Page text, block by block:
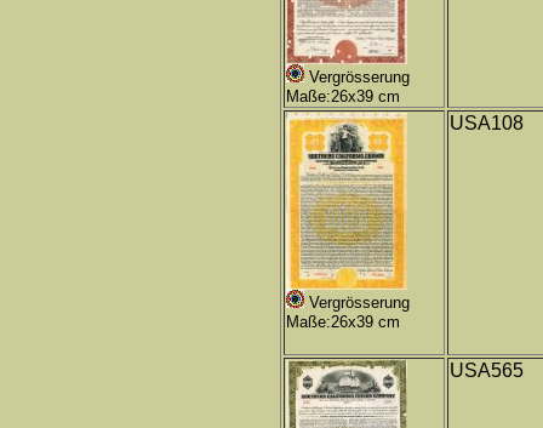
Vergrösserung
Maße:26x39 cm
Vergrösserung
Maße:26x39 cm
USA108
USA565